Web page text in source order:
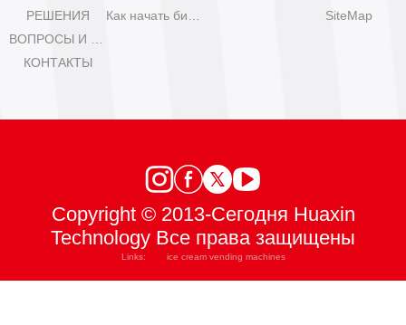
РЕШЕНИЯ
КОНТАКТЫ
SiteMap
Copyright © 2013-Сегодня Huaxin
Technology Все права защищены
Links: ice cream vending machines